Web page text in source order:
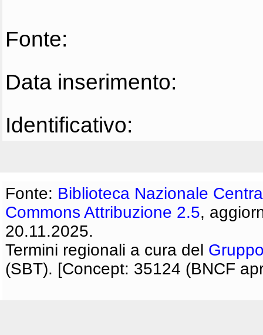
Fonte:
Data inserimento:
Identificativo:
Fonte: Biblioteca Nazionale
Commons Attribuzione 2.5,
20.11.2025.
Termini regionali a cura del
(SBT). [Concept: 35124 (BNCF